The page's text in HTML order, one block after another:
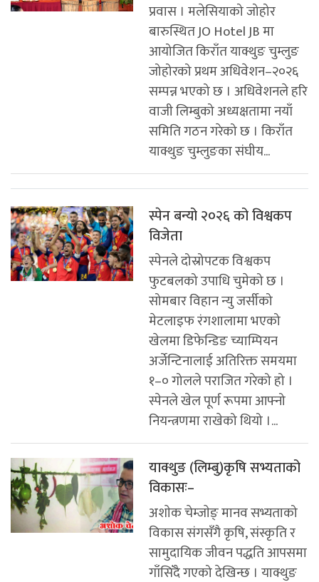
प्रवास । मलेसियाको जोहोर
बारुस्थित JO Hotel JB मा
आयोजित किराँत याक्थुङ चुम्लुङ
जोहोरको प्रथम अधिवेशन–२०२६
सम्पन्न भएको छ । अधिवेशनले हरि
वाजी लिम्बुको अध्यक्षतामा नयाँ
समिति गठन गरेको छ । किराँत
याक्थुङ चुम्लुङका संघीय...
स्पेन बन्यो २०२६ को विश्वकप
विजेता
स्पेनले दोस्रोपटक विश्वकप
फुटबलको उपाधि चुमेको छ ।
सोमबार विहान न्यु जर्सीको
मेटलाइफ रंगशालामा भएको
खेलमा डिफेन्डिङ च्याम्पियन
अर्जेन्टिनालाई अतिरिक्त समयमा
१–० गोलले पराजित गरेको हो ।
स्पेनले खेल पूर्ण रूपमा आफ्नो
नियन्त्रणमा राखेको थियो ।...
याक्थुङ (लिम्बु)कृषि सभ्यताको
विकासः–
अशाेक चेम्जाेङ् मानव सभ्यताको
विकास संगसँगै कृषि, संस्कृति र
सामुदायिक जीवन पद्धति आपसमा
गाँसिँदै गएको देखिन्छ । याक्थुङ